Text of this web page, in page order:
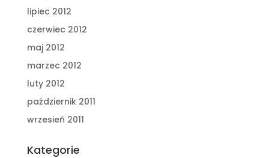
lipiec 2012
czerwiec 2012
maj 2012
marzec 2012
luty 2012
październik 2011
wrzesień 2011
Kategorie